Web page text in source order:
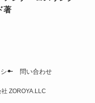
著
ー 問い合わせ
ZOROYA.LLC